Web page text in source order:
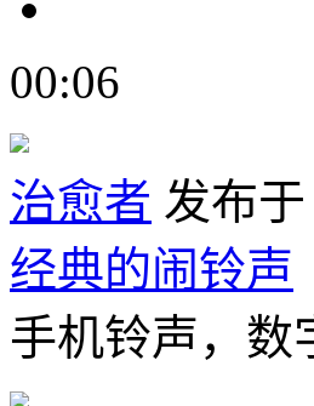
00:06
治愈者 发布
经典的闹铃声
手机铃声，数